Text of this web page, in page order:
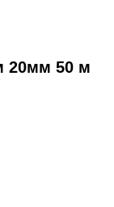
20мм 50 м